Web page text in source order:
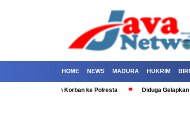
HOME NEWS MADURA HUKRIM
Dilaporkan Korban ke Polresta Diduga Gelapkan Uang,